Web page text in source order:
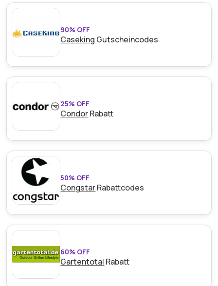
90% OFF
Caseking Gutscheincodes
25% OFF
CondorRabatt
50% OFF
CongstarRabattcodes
60% OFF
Gartentotal Rabatt